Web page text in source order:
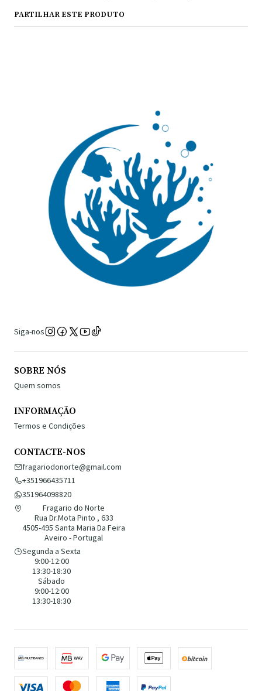
PARTILHAR ESTE PRODUTO
Siga-nos
SOBRE NÓS
Quem somos
INFORMAÇÃO
Termos e Condições
CONTACTE-NOS
fragariodonorte@gmail.com
+351966435711
351964098820
Fragario do Norte
Rua Dr.Mota Pinto , 633
4505-495 Santa Maria Da Feira
Aveiro - Portugal
Segunda a Sexta
9:00-12:00
13:30-18:30
Sábado
9:00-12:00
13:30-18:30